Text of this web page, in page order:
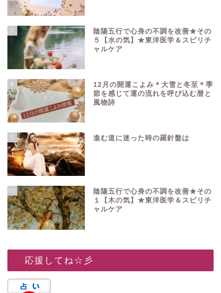
7
陰陽五行で心身の不調を改善★その
５【水の気】★東洋医学＆スピリチ
ャルケア
8
12月の開運こよみ＊大雪と冬至＊季
節を感じて運の流れを呼び込む暦と
風物詩
9 進む道に迷った時の羅針盤は
10
陰陽五行で心身の不調を改善★その
１【木の気】★東洋医学＆スピリチ
ャルケア
☆応援してね☆彡